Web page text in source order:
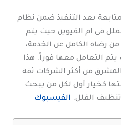
بعد التنفيذ ضمن نظام
في ام القيوين حيث يتم
من رضاه الكامل عن الخدمة،
التعامل معها فوراً. هذا
من أكثر الشركات ثقة
كخيار أول لكل من يبحث
تنظيف الفلل. الفيسبوك